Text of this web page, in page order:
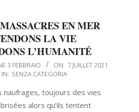
EN MER
LA VIE
L’HUMANITÉ
3 FEBBRAIO ON: 7 JUILLET 2021
IN: SENZA CATEGORIA
naufrages, toujours des vies
alors qu’ils tentent